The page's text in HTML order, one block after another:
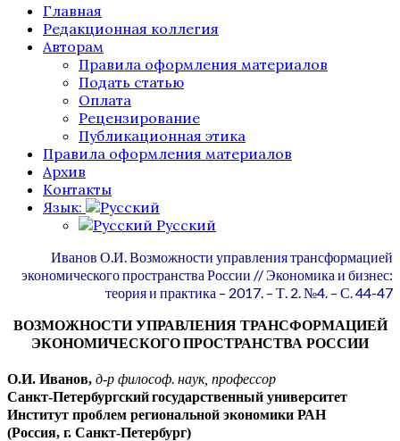
Главная
Редакционная коллегия
Авторам
Правила оформления материалов
Подать статью
Оплата
Рецензирование
Публикационная этика
Правила оформления материалов
Архив
Контакты
Язык:
Русский
Иванов О.И. Возможности управления трансформацией
экономического пространства России // Экономика и бизнес:
теория и практика – 2017. – Т. 2. №4. – С. 44-47
ВОЗМОЖНОСТИ УПРАВЛЕНИЯ ТРАНСФОРМАЦИЕЙ
ЭКОНОМИЧЕСКОГОПРОСТРАНСТВА РОССИИ
О.И. Иванов, д-р философ. наук, профессор
Санкт-Петербургскийгосударственный университет
Институт проблем региональной экономики РАН
(Россия, г. Санкт-Петербург)